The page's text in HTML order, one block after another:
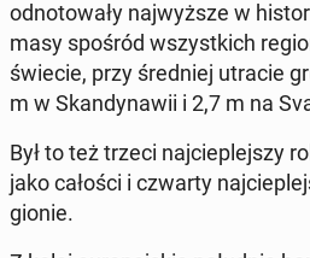
odno­towały na­jwyższe w
masy spośród wszys­t­kich
świecie, przy śred­niej utracie
m w Skan­dy­nawii i 2,7 m na
Był to też trzeci na­j­cieple­jszy
jako całości i czwarty
gion­ie.